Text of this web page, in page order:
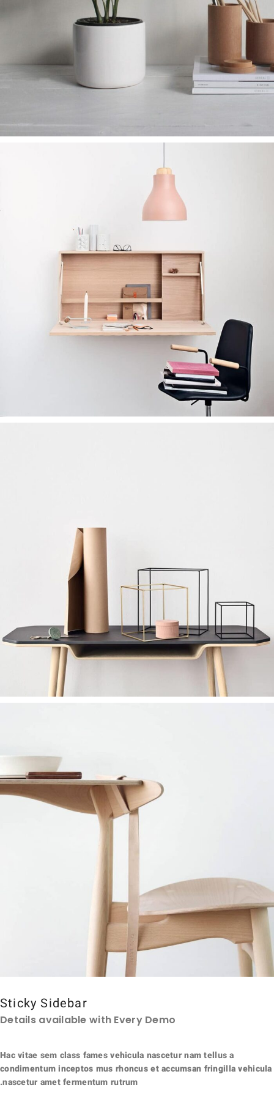
Sticky Sidebar
Details available with Every Demo
Hac vitae sem class fames vehicula nascetur nam tellus a
condimentum inceptos mus rhoncus et accumsan fringilla vehicula
nascetur amet fermentum rutrum.